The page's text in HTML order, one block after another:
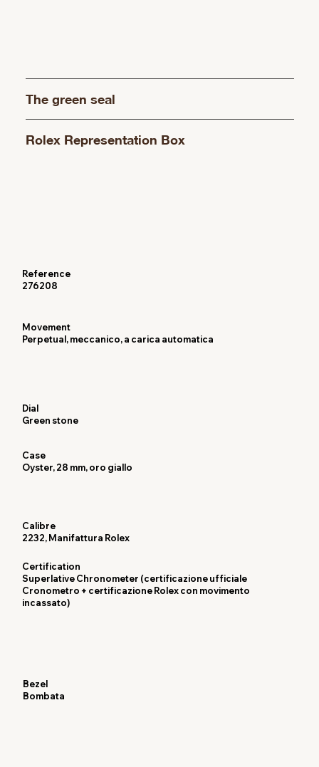
The green seal
Rolex Representation Box
Reference
276208
Movement
Perpetual, meccanico, a carica automatica
Dial
Green stone
Case
Oyster, 28 mm, oro giallo
Calibre
2232, Manifattura Rolex
Certification
Superlative Chronometer (certificazione ufficiale
Cronometro + certificazione Rolex con movimento
incassato)
Bezel
Bombata